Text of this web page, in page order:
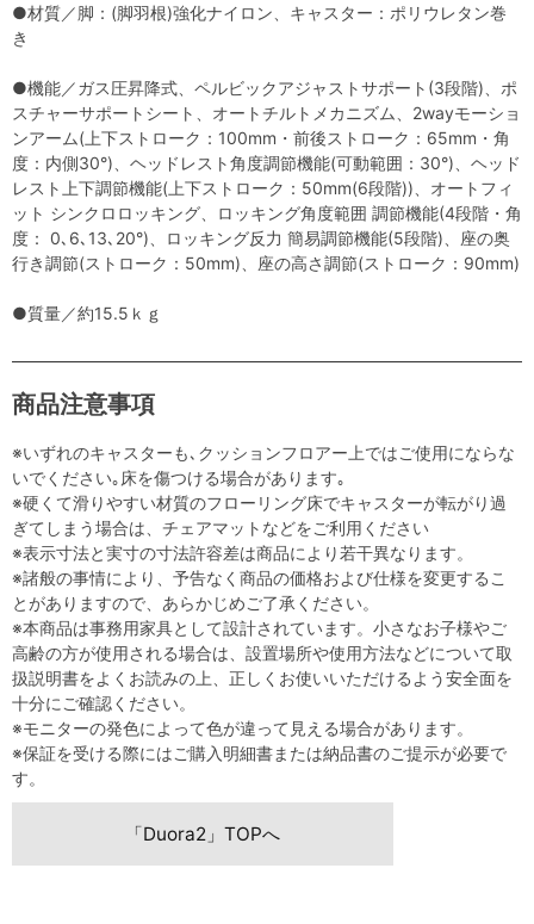
●材質／脚：(脚羽根)強化ナイロン、キャスター：ポリウレタン巻
き
●機能／ガス圧昇降式、ペルビックアジャストサポート(3段階)、ポ
スチャーサポートシート、オートチルトメカニズム、2wayモーショ
ンアーム(上下ストローク：100mm・前後ストローク：65mm・角
度：内側30°)、ヘッドレスト角度調節機能(可動範囲：30°)、ヘッド
レスト上下調節機能(上下ストローク：50mm(6段階))、オートフィ
ット シンクロロッキング、ロッキング角度範囲 調節機能(4段階・角
度： 0､6､13､20°)、ロッキング反力 簡易調節機能(5段階)、座の奥
行き調節(ストローク：50mm)、座の高さ調節(ストローク：90mm)
●質量／約15.5ｋｇ
商品注意事項
※いずれのキャスターも､クッションフロアー上ではご使用にならな
いでください｡床を傷つける場合があります｡
※硬くて滑りやすい材質のフローリング床でキャスターが転がり過
ぎてしまう場合は、チェアマットなどをご利用ください
※表示寸法と実寸の寸法許容差は商品により若干異なります。
※諸般の事情により、予告なく商品の価格および仕様を変更するこ
とがありますので、あらかじめご了承ください。
※本商品は事務用家具として設計されています。小さなお子様やご
高齢の方が使用される場合は、設置場所や使用方法などについて取
扱説明書をよくお読みの上、正しくお使いいただけるよう安全面を
十分にご確認ください。
※モニターの発色によって色が違って見える場合があります。
※保証を受ける際にはご購入明細書または納品書のご提示が必要で
す。
「Duora2」TOPへ